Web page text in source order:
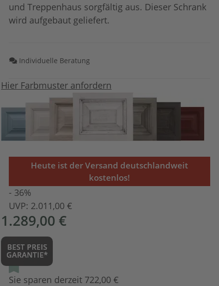
und Treppenhaus sorgfältig aus. Dieser Schrank
wird aufgebaut geliefert.
Individuelle Beratung
Hier Farbmuster anfordern
Heute ist der Versand deutschlandweit
kostenlos!
- 36%
UVP: 2.011,00 €
1.289,00 €
Sie sparen derzeit 722,00 €